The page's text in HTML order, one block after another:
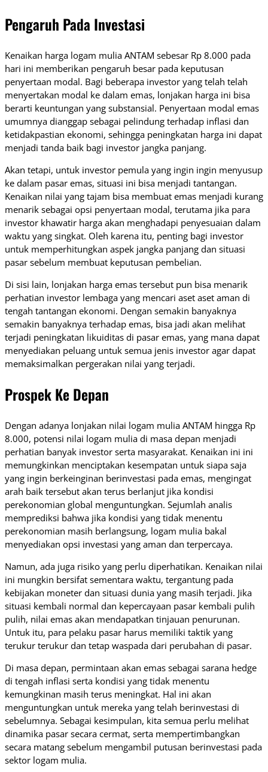
Pengaruh Pada Investasi
Kenaikan harga logam mulia ANTAM sebesar Rp 8.000 pada
hari ini memberikan pengaruh besar pada keputusan
penyertaan modal. Bagi beberapa investor yang telah telah
menyertakan modal ke dalam emas, lonjakan harga ini bisa
berarti keuntungan yang substansial. Penyertaan modal emas
umumnya dianggap sebagai pelindung terhadap inflasi dan
ketidakpastian ekonomi, sehingga peningkatan harga ini dapat
menjadi tanda baik bagi investor jangka panjang.
Akan tetapi, untuk investor pemula yang ingin ingin menyusup
ke dalam pasar emas, situasi ini bisa menjadi tantangan.
Kenaikan nilai yang tajam bisa membuat emas menjadi kurang
menarik sebagai opsi penyertaan modal, terutama jika para
investor khawatir harga akan menghadapi penyesuaian dalam
waktu yang singkat. Oleh karena itu, penting bagi investor
untuk memperhitungkan aspek jangka panjang dan situasi
pasar sebelum membuat keputusan pembelian.
Di sisi lain, lonjakan harga emas tersebut pun bisa menarik
perhatian investor lembaga yang mencari aset aset aman di
tengah tantangan ekonomi. Dengan semakin banyaknya
semakin banyaknya terhadap emas, bisa jadi akan melihat
terjadi peningkatan likuiditas di pasar emas, yang mana dapat
menyediakan peluang untuk semua jenis investor agar dapat
memaksimalkan pergerakan nilai yang terjadi.
Prospek Ke Depan
Dengan adanya lonjakan nilai logam mulia ANTAM hingga Rp
8.000, potensi nilai logam mulia di masa depan menjadi
perhatian banyak investor serta masyarakat. Kenaikan ini ini
memungkinkan menciptakan kesempatan untuk siapa saja
yang ingin berkeinginan berinvestasi pada emas, mengingat
arah baik tersebut akan terus berlanjut jika kondisi
perekonomian global menguntungkan. Sejumlah analis
memprediksi bahwa jika kondisi yang tidak menentu
perekonomian masih berlangsung, logam mulia bakal
menyediakan opsi investasi yang aman dan terpercaya.
Namun, ada juga risiko yang perlu diperhatikan. Kenaikan nilai
ini mungkin bersifat sementara waktu, tergantung pada
kebijakan moneter dan situasi dunia yang masih terjadi. Jika
situasi kembali normal dan kepercayaan pasar kembali pulih
pulih, nilai emas akan mendapatkan tinjauan penurunan.
Untuk itu, para pelaku pasar harus memiliki taktik yang
terukur terukur dan tetap waspada dari perubahan di pasar.
Di masa depan, permintaan akan emas sebagai sarana hedge
di tengah inflasi serta kondisi yang tidak menentu
kemungkinan masih terus meningkat. Hal ini akan
menguntungkan untuk mereka yang telah berinvestasi di
sebelumnya. Sebagai kesimpulan, kita semua perlu melihat
dinamika pasar secara cermat, serta mempertimbangkan
secara matang sebelum mengambil putusan berinvestasi pada
sektor logam mulia.